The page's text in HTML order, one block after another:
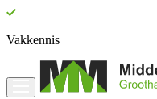
Vakkennis